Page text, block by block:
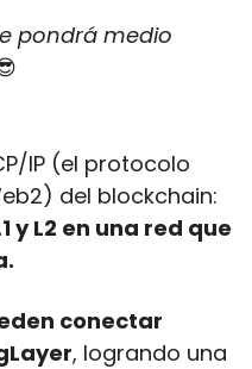
se pondrá medio
IP (el protocolo
y L2 en una red que
conectar
, logrando una